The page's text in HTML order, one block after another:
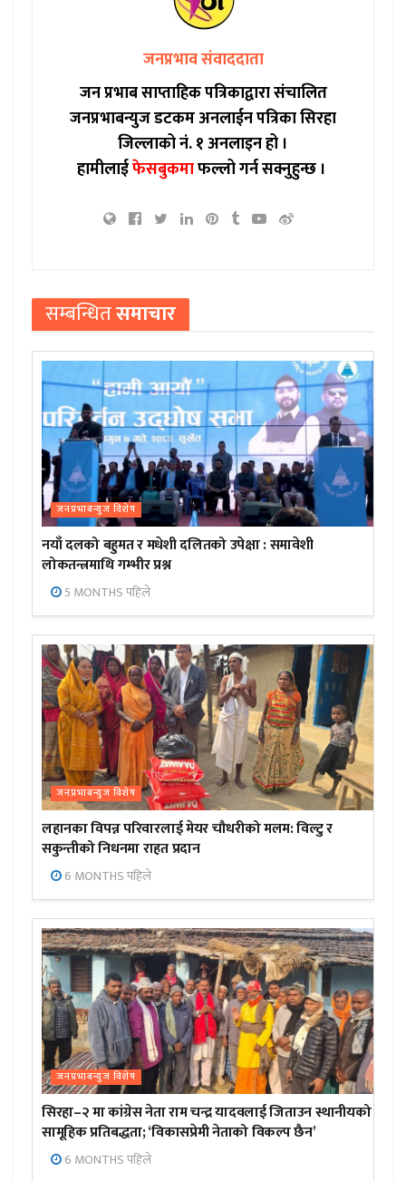
जनप्रभाव संवाददाता
जन प्रभाब साप्ताहिक पत्रिकाद्वारा संचालित
जनप्रभाबन्युज डटकम अनलाईन पत्रिका सिरहा
जिल्लाको नं. १ अनलाइन हो ।
हामीलाईफेसबुकमाफल्लो गर्न सक्नुहुन्छ ।
सम्बन्धितसमाचार
जनप्रभाबन्युज विशेष
नयाँ दलको बहुमत र मधेशी दलितको उपेक्षा : समावेशी
लोकतन्त्रमाथि गम्भीर प्रश्न
5 MONTHS पहिले
जनप्रभाबन्युज विशेष
लहानका विपन्न परिवारलाई मेयर चौधरीको मलम: विल्टु र
सकुन्तीको निधनमा राहत प्रदान
6 MONTHS पहिले
जनप्रभाबन्युज विशेष
सिरहा–२ मा कांग्रेस नेता राम चन्द्र यादवलाई जिताउन स्थानीयको
सामूहिक प्रतिबद्धता; ‘विकासप्रेमी नेताको विकल्प छैन’
6 MONTHS पहिले